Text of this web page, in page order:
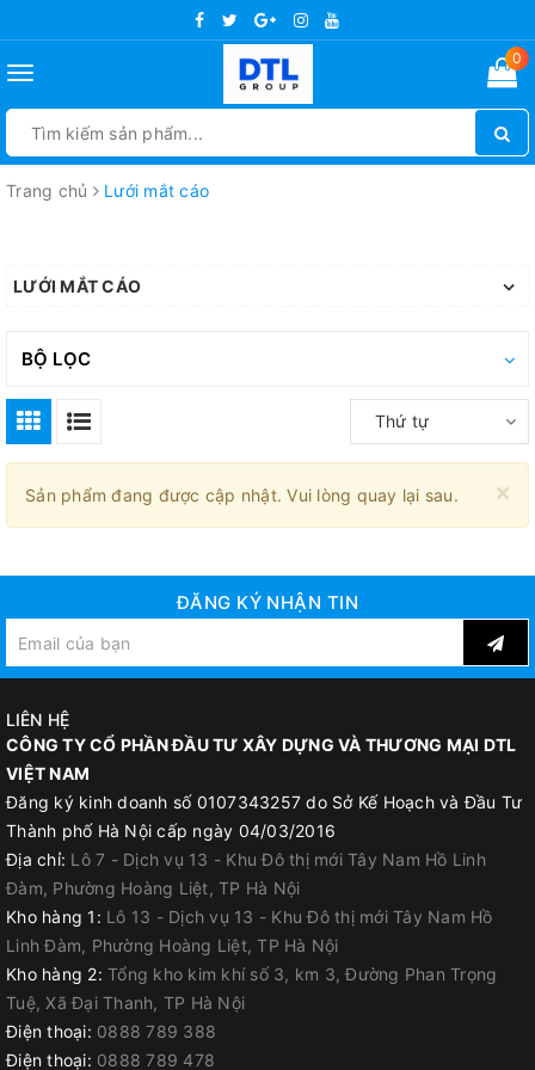
Toggle
0
Trang chủ Lưới mắt cáo
LƯỚI MẮT CÁO
BỘ LỌC
Thứ tự
×
Sản phẩm đang được cập nhật. Vui lòng quay lại sau.
ĐĂNG KÝ NHẬN TIN
LIÊN HỆ
CÔNG TY CỔ PHẦN ĐẦU TƯ XÂY DỰNG VÀ THƯƠNG MẠI DTL
VIỆT NAM
Đăng ký kinh doanh số 0107343257 do Sở Kế Hoạch và Đầu Tư
Thành phố Hà Nội cấp ngày 04/03/2016
Địa chỉ: Lô 7 - Dịch vụ 13 - Khu Đô thị mới Tây Nam Hồ Linh
Đàm, Phường Hoàng Liệt, TP Hà Nội
Kho hàng 1: Lô 13 - Dịch vụ 13 - Khu Đô thị mới Tây Nam Hồ
Linh Đàm, Phường Hoàng Liệt, TP Hà Nội
Kho hàng 2: Tổng kho kim khí số 3, km 3, Đường Phan Trọng
Tuệ, Xã Đại Thanh, TP Hà Nội
Điện thoại: 0888 789 388
Điện thoại: 0888 789 478